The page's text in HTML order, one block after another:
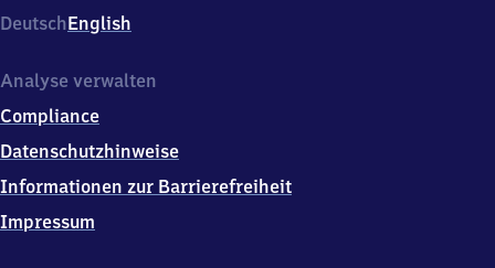
Bahnhof
11,
9
3
0
DeutschEnglish
Analyse verwalten
Compliance
Datenschutzhinweise
Informationen zur Barrierefreiheit
Impressum